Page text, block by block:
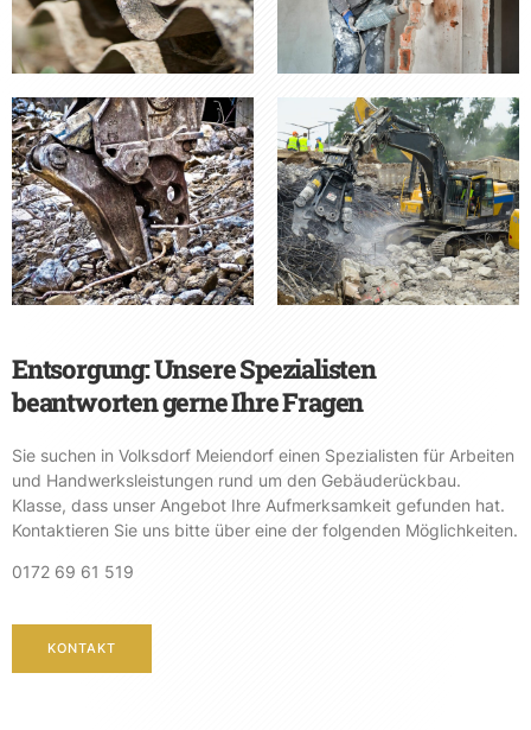
Entsorgung: Unsere Spezialisten
beantworten gerne Ihre Fragen
Sie suchen in Volksdorf Meiendorf einen Spezialisten für Arbeiten
und Handwerksleistungen rund um den Gebäuderückbau.
Klasse, dass unser Angebot Ihre Aufmerksamkeit gefunden hat.
Kontaktieren Sie uns bitte über eine der folgenden Möglichkeiten.
0172 69 61 519
KONTAKT